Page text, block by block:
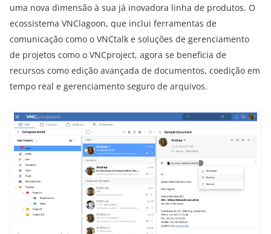
uma nova dimensão à sua já inovadora linha de produtos. O
ecossistema VNClagoon, que inclui ferramentas de
comunicação como o VNCtalk e soluções de gerenciamento
de projetos como o VNCproject, agora se beneficia de
recursos como edição avançada de documentos, coedição em
tempo real e gerenciamento seguro de arquivos.